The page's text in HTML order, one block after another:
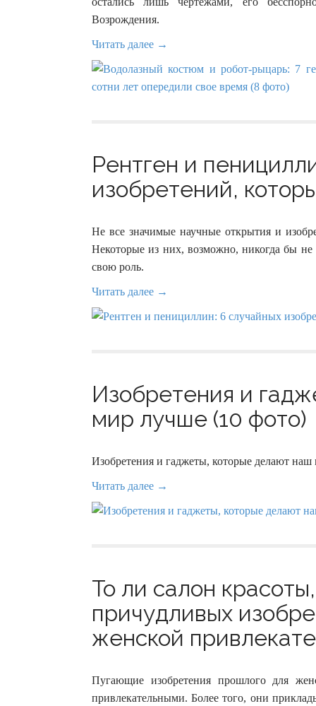
Возрождения.
Читать далее →
Рентген и
изобретений,
Не все значимые научные открытия и
Некоторые из них, возможно, никогда бы не
свою роль.
Читать далее →
Изобретения и
мир лучше (10 фото)
Изобретения и гаджеты, которые делают
Читать далее →
То ли салон
причудливых
женской
Пугающие изобретения прошлого для
привлекательными. Более того, они